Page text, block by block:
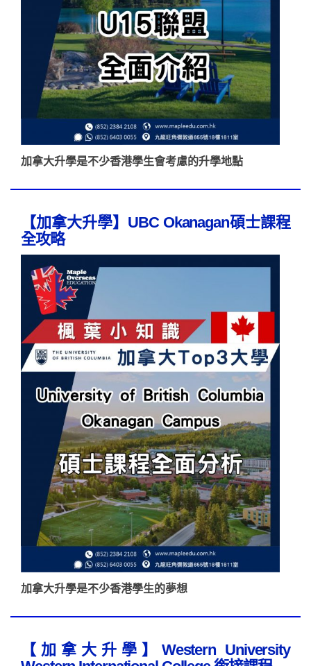
加拿大升學是不少香港學生會考慮的升學地點
【加拿大升學】UBC Okanagan碩士課程
全攻略
加拿大升學是不少香港學生的夢想
【加拿大升學】Western University